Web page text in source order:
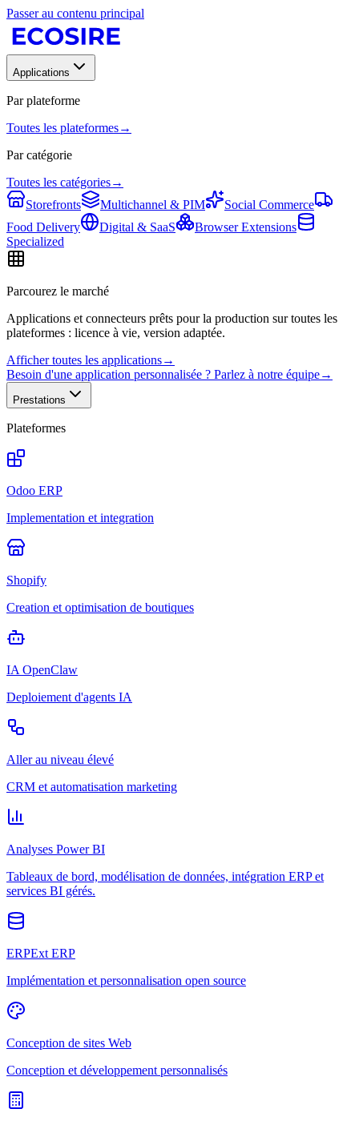
Passer au contenu principal
Applications
Par plateforme
Toutes les plateformes→
Par catégorie
Toutes les catégories→
Storefronts
Multichannel & PIM
Social Commerce
Food Delivery
Digital & SaaS
Browser Extensions
Specialized
Parcourez le marché
Applications et connecteurs prêts pour la production sur toutes les
plateformes : licence à vie, version adaptée.
Afficher toutes les applications→
Besoin d'une application personnalisée ? Parlez à notre équipe→
Prestations
Plateformes
Odoo ERP
Implementation et integration
Shopify
Creation et optimisation de boutiques
IA OpenClaw
Deploiement d'agents IA
Aller au niveau élevé
CRM et automatisation marketing
Analyses Power BI
Tableaux de bord, modélisation de données, intégration ERP et
services BI gérés.
ERPExt ERP
Implémentation et personnalisation open source
Conception de sites Web
Conception et développement personnalisés